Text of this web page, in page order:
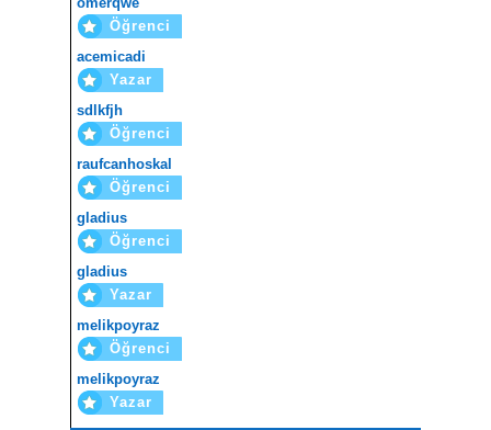
Öğrenci
acemicadi
Yazar
sdlkfjh
Öğrenci
raufcanhoskal
Öğrenci
gladius
Öğrenci
gladius
Yazar
melikpoyraz
Öğrenci
melikpoyraz
Yazar